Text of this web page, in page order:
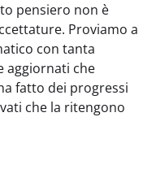
pensiero non è
Proviamo a
con tanta
aggiornati che
fatto dei progressi
che la ritengono